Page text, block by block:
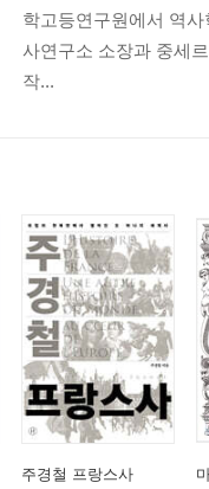
학고등연구원에서 역
사연구소 소장과 중세
작...
주경철 프랑스사